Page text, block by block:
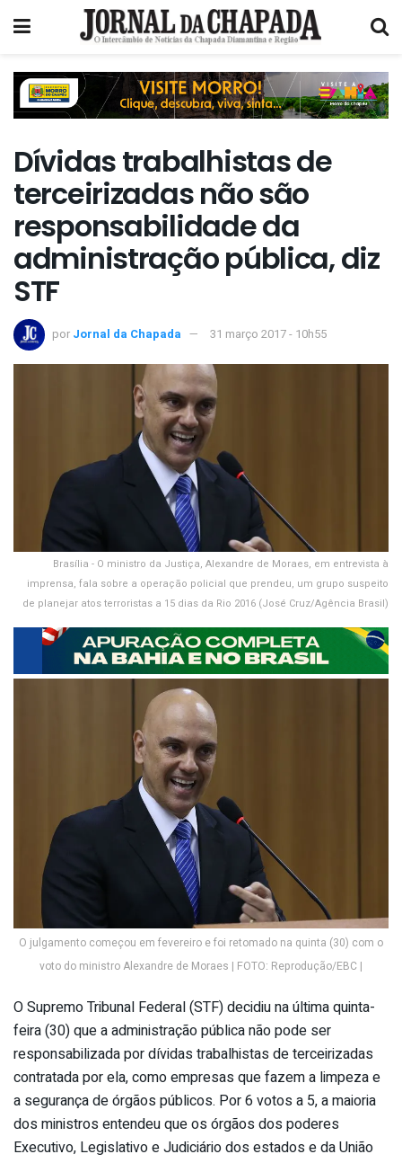
Dívidas trabalhistas de
terceirizadas não são
responsabilidade da
administração pública, diz
STF
por Jornal da Chapada 31 março 2017 - 10h55
Brasília - O ministro da Justiça, Alexandre de Moraes, em entrevista à
imprensa, fala sobre a operação policial que prendeu, um grupo suspeito
de planejar atos terroristas a 15 dias da Rio 2016 (José Cruz/Agência Brasil)
O julgamento começou em fevereiro e foi retomado na quinta (30) com o
voto do ministro Alexandre de Moraes | FOTO: Reprodução/EBC |
O Supremo Tribunal Federal (STF) decidiu na última quinta-
feira (30) que a administração pública não pode ser
responsabilizada por dívidas trabalhistas de terceirizadas
contratada por ela, como empresas que fazem a limpeza e
a segurança de órgãos públicos. Por 6 votos a 5, a maioria
dos ministros entendeu que os órgãos dos poderes
Executivo, Legislativo e Judiciário dos estados e da União